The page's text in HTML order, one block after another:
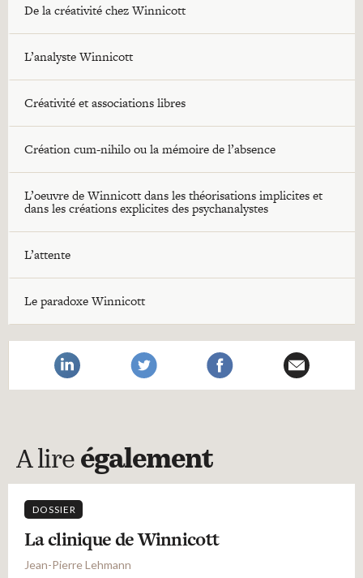
De la créativité chez Winnicott
L’analyste Winnicott
Créativité et associations libres
Création cum-nihilo ou la mémoire de l’absence
L’oeuvre de Winnicott dans les théorisations implicites et
dans les créations explicites des psychanalystes
L’attente
Le paradoxe Winnicott
A lire également
DOSSIER
La clinique de Winnicott
Jean-Pierre Lehmann